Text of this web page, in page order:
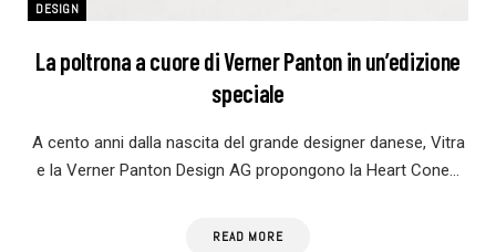
DESIGN
La poltrona a cuore di Verner Panton in un’edizione
speciale
A cento anni dalla nascita del grande designer danese, Vitra
e la Verner Panton Design AG propongono la Heart Cone…
READ MORE